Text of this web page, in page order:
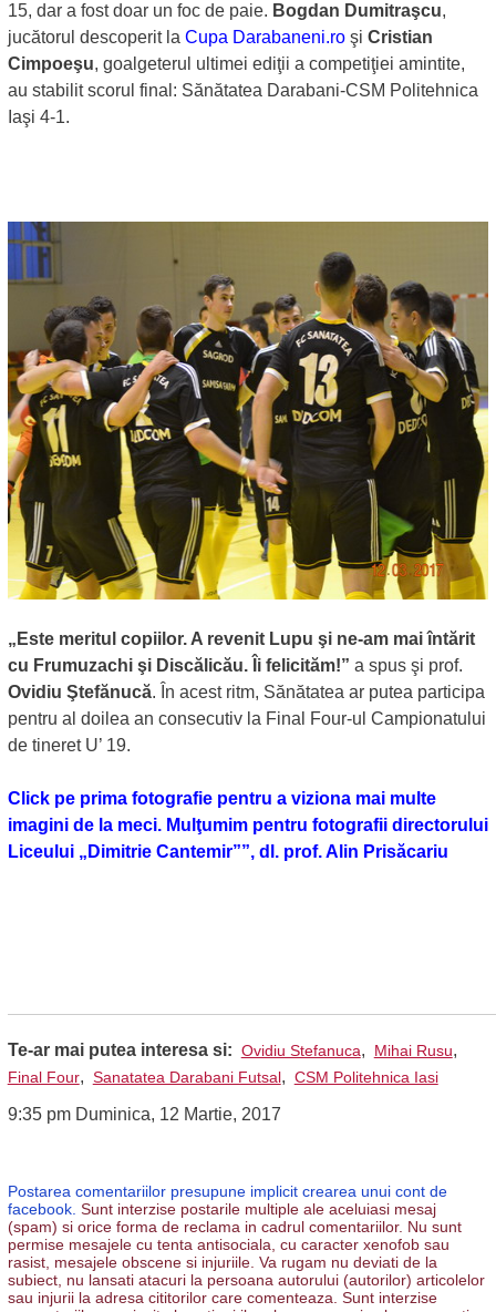
15, dar a fost doar un foc de paie. Bogdan Dumitraşcu,
jucătorul descoperit la Cupa Darabaneni.ro şi Cristian
Cimpoeşu, goalgeterul ultimei ediţii a competiţiei amintite,
au stabilit scorul final: Sănătatea Darabani-CSM Politehnica
Iaşi 4-1.
„Este meritul copiilor. A revenit Lupu şi ne-am mai întărit
cu Frumuzachi şi Discălicău. Îi felicităm!” a spus şi prof.
Ovidiu Ştefănucă. În acest ritm, Sănătatea ar putea participa
pentru al doilea an consecutiv la Final Four-ul Campionatului
de tineret U’ 19.
Click pe prima fotografie pentru a viziona mai multe
imagini de la meci. Mulţumim pentru fotografii directorului
Liceului „Dimitrie Cantemir””, dl. prof. Alin Prisăcariu
Te-ar mai putea interesa si: Ovidiu Stefanuca, Mihai Rusu,
Final Four, Sanatatea Darabani Futsal, CSM Politehnica Iasi
9:35 pm Duminica, 12 Martie, 2017
Postarea comentariilor presupune implicit crearea unui cont de
facebook. Sunt interzise postarile multiple ale aceluiasi mesaj
(spam) si orice forma de reclama in cadrul comentariilor. Nu sunt
permise mesajele cu tenta antisociala, cu caracter xenofob sau
rasist, mesajele obscene si injuriile. Va rugam nu deviati de la
subiect, nu lansati atacuri la persoana autorului (autorilor) articolelor
sau injurii la adresa cititorilor care comenteaza. Sunt interzise